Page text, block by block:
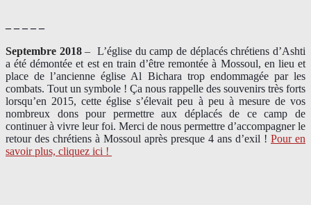
– – – – –
Septembre 2018– L’église du camp de déplacés chrétiens d’Ashti
a été démontée et est en train d’être remontée à Mossoul, en lieu et
place de l’ancienne église Al Bichara trop endommagée par les
combats. Tout un symbole ! Ça nous rappelle des souvenirs très forts
lorsqu’en 2015, cette église s’élevait peu à peu à mesure de vos
nombreux dons pour permettre aux déplacés de ce camp de
continuer à vivre leur foi. Merci de nous permettre d’accompagner le
retour des chrétiens à Mossoul après presque 4 ans d’exil ! Pour en
savoir plus, cliquez ici !